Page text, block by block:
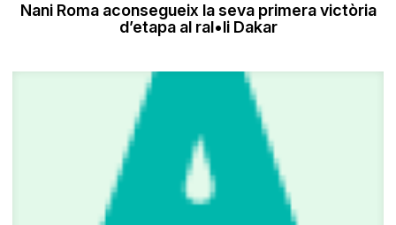
Nani Roma aconsegueix la seva primera victòria
d’etapa al ral•li Dakar